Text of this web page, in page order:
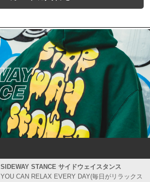
SIDEWAY STANCE サイドウェイスタンス
YOU CAN RELAX EVERY DAY(毎日がリラックス